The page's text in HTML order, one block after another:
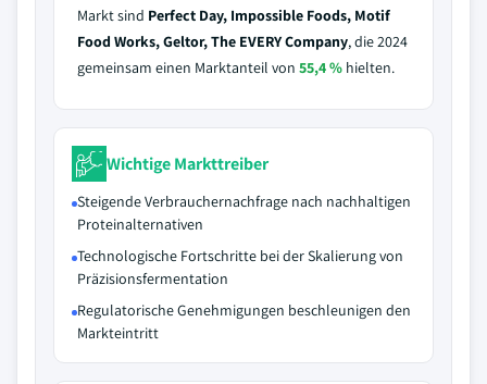
Markt sind Perfect Day, Impossible Foods, Motif
Food Works, Geltor, The EVERY Company, die 2024
gemeinsam einen Marktanteil von 55,4 % hielten.
Wichtige Markttreiber
Steigende Verbrauchernachfrage nach nachhaltigen
Proteinalternativen
Technologische Fortschritte bei der Skalierung von
Präzisionsfermentation
Regulatorische Genehmigungen beschleunigen den
Markteintritt